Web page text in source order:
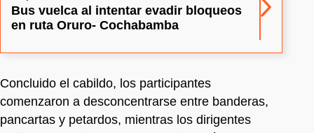
Bus vuelca al intentar evadir bloqueos
en ruta Oruro- Cochabamba
Concluido el cabildo, los participantes
comenzaron a desconcentrarse entre banderas,
pancartas y petardos, mientras los dirigentes